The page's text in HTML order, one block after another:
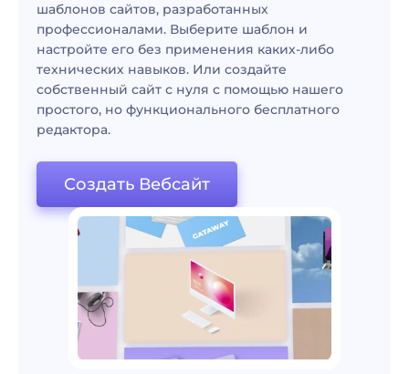
шаблонов сайтов, разработанных
профессионалами. Выберите шаблон и
настройте его без применения каких-либо
технических навыков. Или создайте
собственный сайт с нуля с помощью нашего
простого, но функционального бесплатного
редактора.
Создать Вебсайт